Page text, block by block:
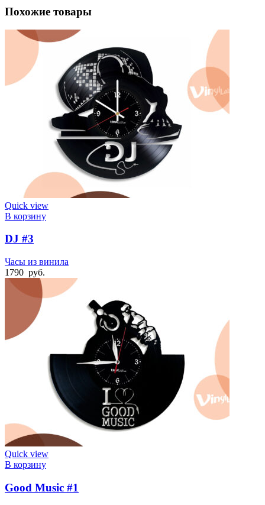
Похожие товары
Quick view
В корзину
DJ #3
Часы из винила
1790 руб.
Quick view
В корзину
Good Music #1